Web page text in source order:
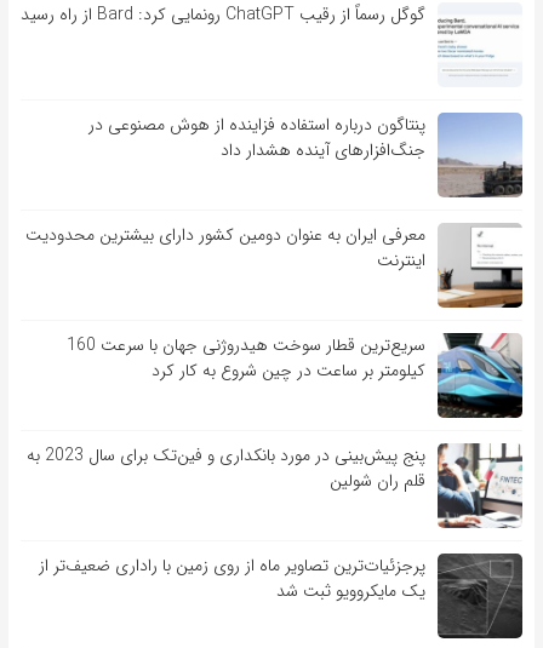
گوگل رسماً از رقیب ChatGPT رونمایی کرد: Bard از راه رسید
پنتاگون درباره استفاده فزاینده از هوش مصنوعی در
جنگ‌افزارهای آینده هشدار داد
معرفی ایران به عنوان دومین کشور دارای بیشترین محدودیت
اینترنت
سریع‌ترین قطار سوخت هیدروژنی جهان با سرعت 160
کیلومتر بر ساعت در چین شروع به کار کرد
پنج پیش‌بینی در مورد بانکداری و فین‌تک برای سال 2023 به
قلم ران شولین
پرجزئیات‌ترین تصاویر ماه از روی زمین با راداری ضعیف‌تر از
یک مایکروویو ثبت شد